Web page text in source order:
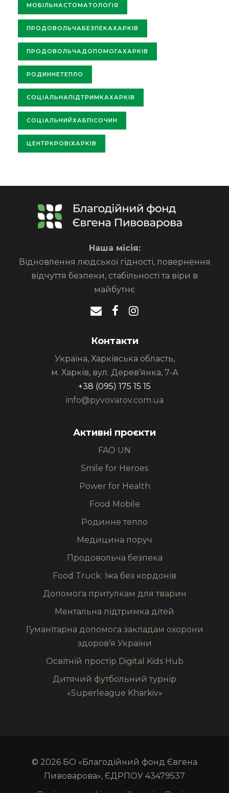
МОБІЛЬНАСТОМАТОЛОГІЯ
ПРОДОВОЛЬЧАБЕЗПЕКАХАРКІВ
ПРОДОВОЛЬЧАДОПОМОГАХАРКІВ
РОДИННЕТЕПЛО
СОЦІАЛЬНАПІДТРИМКАХАРКІВ
СОЦІАЛЬНИЙХАБПІСОЧИН
ЦЕНТРКРОВІХАРКІВ
Наша місія:
Відновлення людської гідності, повернення
відчуття безпеки, стабільності та віри в
майбутнє
Контакти
Україна, Харківська область,
м. Харків, вул. Дерев’янка, 7-А
+38 (095) 175 15 15
info@pyvovarov.com.ua
Активні проєкти
FAO UN
Smile for Heroes
Power for Health
Food Mobile
Родинне тепло
Медицина поруч
Продовольча безпека
Food Truck: Їжа без кордонів
Допомога притулкам для тварин
Ментальна підтримка дітей
Гуманітарна допомога закладам охорони
здоров’я України
Освітній простір Digital Kids Hub
Дитячий футбольний турнір
«Superleague Kharkiv»
© 2026 БО «Благодійний фонд Євгена
Пивоварова», ЄДРПОУ 43479537